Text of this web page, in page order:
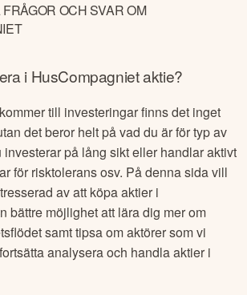
OCH SVAR OM
i HusCompagnietaktie?
till investeringar finns det inget
det beror helt på vad du är för typ av
investerar på lång sikt eller handlar aktivt
för risktolerans osv. På denna sida vill
av att köpa aktier i
bättre möjlighet att lära dig mer om
samt tipsa om aktörer som vi
analysera och handla aktier i